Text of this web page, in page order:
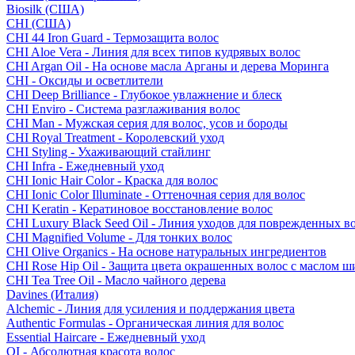
Biosilk (США)
CHI (США)
CHI 44 Iron Guard - Термозащита волос
CHI Aloe Vera - Линия для всех типов кудрявых волос
CHI Argan Oil - На основе масла Арганы и дерева Моринга
CHI - Оксиды и осветлители
CHI Deep Brilliance - Глубокое увлажнение и блеск
CHI Enviro - Система разглаживания волос
CHI Man - Мужская серия для волос, усов и бороды
CHI Royal Treatment - Королевский уход
CHI Styling - Ухаживающий стайлинг
CHI Infra - Ежедневный уход
CHI Ionic Hair Color - Краска для волос
CHI Ionic Color Illuminate - Оттеночная серия для волос
CHI Keratin - Кератиновое восстановление волос
CHI Luxury Black Seed Oil - Линия уходов для поврежденных
CHI Magnified Volume - Для тонких волос
CHI Olive Organics - На основе натуральных ингредиентов
CHI Rose Hip Oil - Защита цвета окрашенных волос с маслом
CHI Tea Tree Oil - Масло чайного дерева
Davines (Италия)
Alchemic - Линия для усиления и поддержания цвета
Authentic Formulas - Органическая линия для волос
Essential Haircare - Eжедневный уход
OI - Абсолютная красота волос